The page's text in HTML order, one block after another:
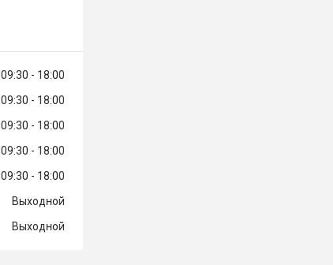
09:30
18:00
09:30
18:00
09:30
18:00
09:30
18:00
09:30
18:00
Выходной
Выходной